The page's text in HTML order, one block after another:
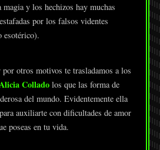
y los hechizos hay muchas
por los falsos videntes
esotérico).
otros motivos te trasladamos a los
Collado los que las forma de
del mundo. Evidentemente ella
auxiliarte con dificultades de amor
poseas en tu vida.